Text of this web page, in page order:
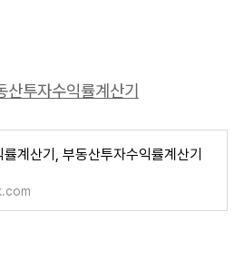
산투자수익률계산기
률계산기, 부동산투자수익률계산기